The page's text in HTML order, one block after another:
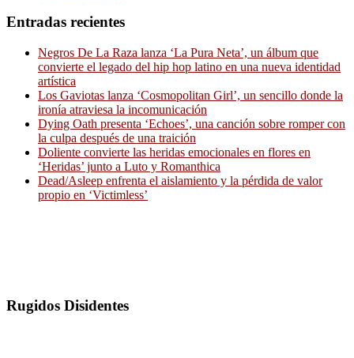
Entradas recientes
Negros De La Raza lanza ‘La Pura Neta’, un álbum que
convierte el legado del hip hop latino en una nueva identidad
artística
Los Gaviotas lanza ‘Cosmopolitan Girl’, un sencillo donde la
ironía atraviesa la incomunicación
Dying Oath presenta ‘Echoes’, una canción sobre romper con
la culpa después de una traición
Doliente convierte las heridas emocionales en flores en
‘Heridas’ junto a Luto y Romanthica
Dead/Asleep enfrenta el aislamiento y la pérdida de valor
propio en ‘Victimless’
Rugidos Disidentes